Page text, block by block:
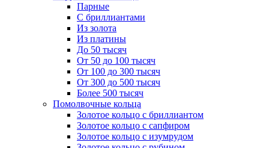
Парные
С бриллиантами
Из золота
Из платины
До 50 тысяч
От 50 до 100 тысяч
От 100 до 300 тысяч
От 300 до 500 тысяч
Более 500 тысяч
Помолвочные кольца
Золотое кольцо с бриллиантом
Золотое кольцо с сапфиром
Золотое кольцо с изумрудом